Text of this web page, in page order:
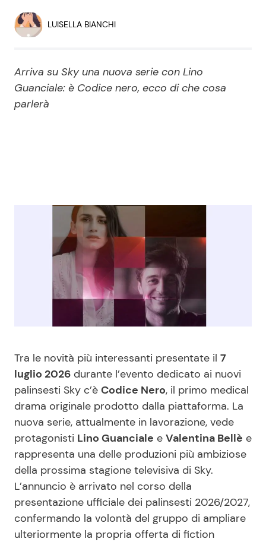
Economia
Politica Reality e Talent
News Musica
News Spettacolo
Benessere
Mondo Mamma
News benessere
Salute
Viaggi e Turismo
Festività
Cucina e Ricette
Consigli di Cucina
Le Ricette in TV
Primi Piatti
Ricette Facili e Veloci
Ricette Feste
Ricette per Bambini
LUISELLA BIANCHI
Arriva su Sky una nuova serie con Lino
Guanciale: è Codice nero, ecco di che cosa
parlerà
Tra le novità più interessanti presentate il 7
luglio 2026 durante l’evento dedicato ai nuovi
palinsesti Sky c’è Codice Nero, il primo medical
drama originale prodotto dalla piattaforma. La
nuova serie, attualmente in lavorazione, vede
protagonisti Lino Guanciale e Valentina Bellè e
rappresenta una delle produzioni più ambiziose
della prossima stagione televisiva di Sky.
L’annuncio è arrivato nel corso della
presentazione ufficiale dei palinsesti 2026/2027,
confermando la volontà del gruppo di ampliare
ulteriormente la propria offerta di fiction